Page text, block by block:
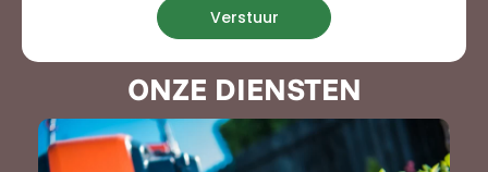
Verstuur
ONZE DIENSTEN